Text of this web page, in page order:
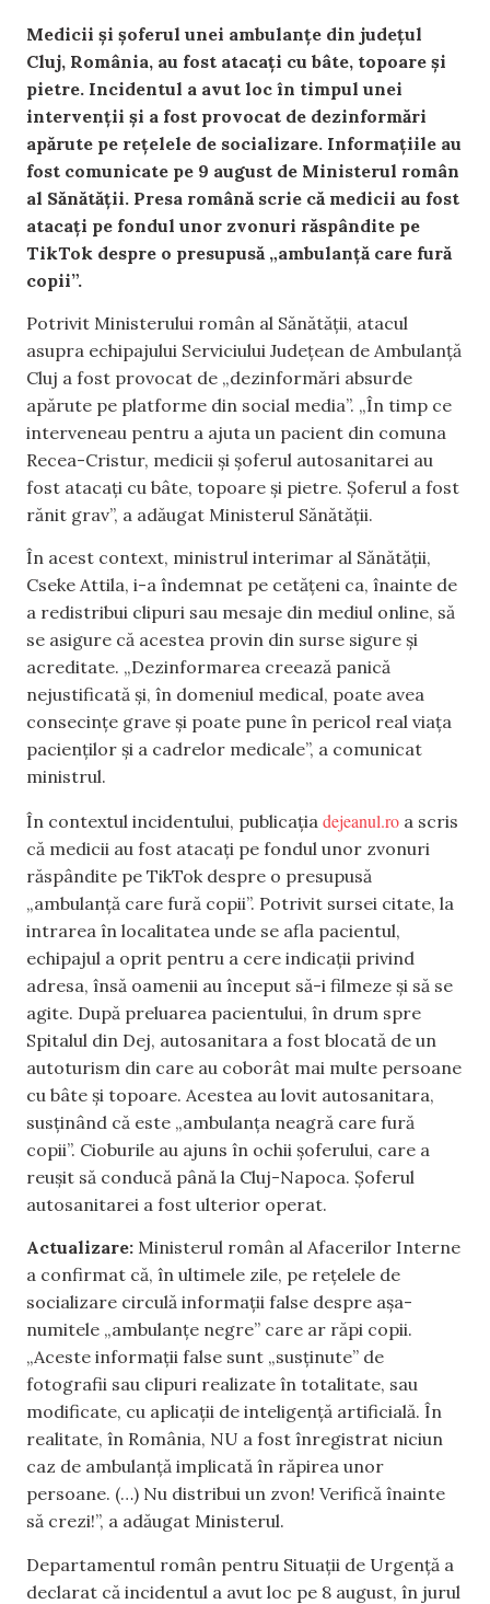
Medicii și șoferul unei ambulanțe din județul
Cluj, România, au fost atacați cu bâte, topoare și
pietre. Incidentul a avut loc în timpul unei
intervenții și a fost provocat de dezinformări
apărute pe rețelele de socializare. Informațiile au
fost comunicate pe 9 august de Ministerul român
al Sănătății. Presa română scrie că medicii au fost
atacați pe fondul unor zvonuri răspândite pe
TikTok despre o presupusă „ambulanță care fură
copii”.
Potrivit Ministerului român al Sănătății, atacul
asupra echipajului Serviciului Județean de Ambulanță
Cluj a fost provocat de „dezinformări absurde
apărute pe platforme din social media”. „În timp ce
interveneau pentru a ajuta un pacient din comuna
Recea-Cristur, medicii și șoferul autosanitarei au
fost atacați cu bâte, topoare și pietre. Șoferul a fost
rănit grav”, a adăugat Ministerul Sănătății.
În acest context, ministrul interimar al Sănătății,
Cseke Attila, i-a îndemnat pe cetățeni ca, înainte de
a redistribui clipuri sau mesaje din mediul online, să
se asigure că acestea provin din surse sigure și
acreditate. „Dezinformarea creează panică
nejustificată și, în domeniul medical, poate avea
consecințe grave și poate pune în pericol real viața
pacienților și a cadrelor medicale”, a comunicat
ministrul.
În contextul incidentului, publicația dejeanul.ro a scris
că medicii au fost atacați pe fondul unor zvonuri
răspândite pe TikTok despre o presupusă
„ambulanță care fură copii”. Potrivit sursei citate, la
intrarea în localitatea unde se afla pacientul,
echipajul a oprit pentru a cere indicații privind
adresa, însă oamenii au început să-i filmeze și să se
agite. După preluarea pacientului, în drum spre
Spitalul din Dej, autosanitara a fost blocată de un
autoturism din care au coborât mai multe persoane
cu bâte și topoare. Acestea au lovit autosanitara,
susținând că este „ambulanța neagră care fură
copii”. Cioburile au ajuns în ochii șoferului, care a
reușit să conducă până la Cluj-Napoca. Șoferul
autosanitarei a fost ulterior operat.
Actualizare: Ministerul român al Afacerilor Interne
a confirmat că, în ultimele zile, pe rețelele de
socializare circulă informații false despre așa-
numitele „ambulanțe negre” care ar răpi copii.
„Aceste informații false sunt „susținute” de
fotografii sau clipuri realizate în totalitate, sau
modificate, cu aplicații de inteligență artificială. În
realitate, în România, NU a fost înregistrat niciun
caz de ambulanță implicată în răpirea unor
persoane. (…) Nu distribui un zvon! Verifică înainte
să crezi!”, a adăugat Ministerul.
Departamentul român pentru Situaţii de Urgenţă a
declarat că incidentul a avut loc pe 8 august, în jurul